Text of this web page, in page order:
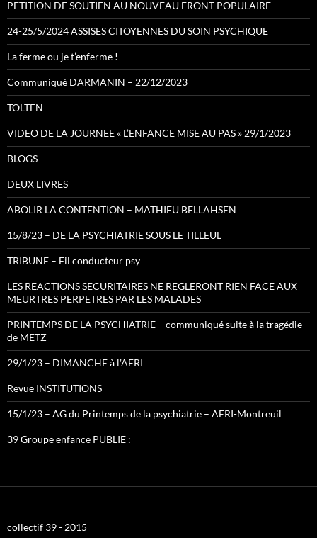
PETITION DE SOUTIEN AU NOUVEAU FRONT POPULAIRE
24-25/5/2024 ASSISES CITOYENNES DU SOIN PSYCHIQUE
La ferme ou je t’enferme !
Communiqué DARMANIN – 22/12/2023
TOLTEN
VIDEO DE LA JOURNEE « L’ENFANCE MISE AU PAS » 29/1/2023
BLOGS
DEUX LIVRES
ABOLIR LA CONTENTION – MATHIEU BELLAHSEN
15/8/23 – DE LA PSYCHIATRIE SOUS LE TILLEUL
TRIBUNE – Fil conducteur psy
LES REACTIONS SECURITAIRES NE REGLERONT RIEN FACE AUX
MEURTRES PERPETRES PAR LES MALADES
PRINTEMPS DE LA PSYCHIATRIE – communiqué suite à la tragédie
de METZ
29/1/23 – DIMANCHE à l’AERI
Revue INSTITUTIONS
15/1/23 – AG du Printemps de la psychiatrie – AERI-Montreuil
39 Groupe enfance PUBLIE :
collectif 39 - 2015